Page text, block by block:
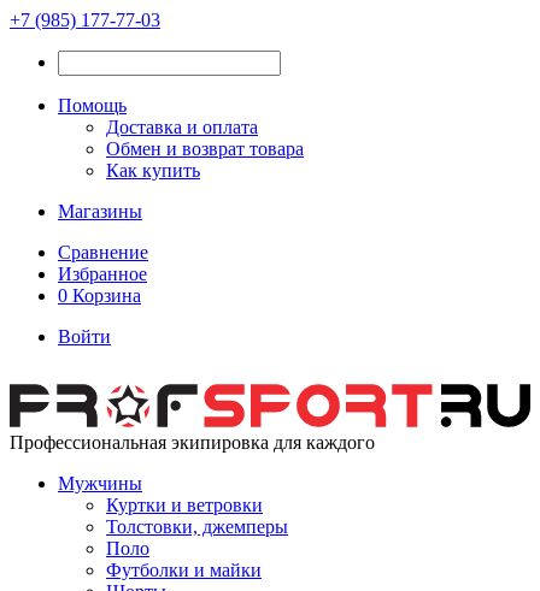
+7 (985) 177-77-03
Помощь
Доставка и оплата
Обмен и возврат товара
Как купить
Магазины
Сравнение
Избранное
0 Корзина
Войти
Профессиональная экипировка для каждого
Мужчины
Куртки и ветровки
Толстовки, джемперы
Поло
Футболки и майки